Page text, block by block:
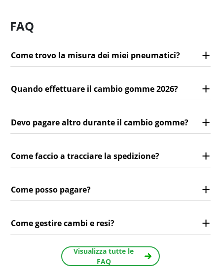
FAQ
Come trovo la misura dei miei pneumatici?
Quando effettuare il cambio gomme 2026?
Devo pagare altro durante il cambio gomme?
Come faccio a tracciare la spedizione?
Come posso pagare?
Come gestire cambi e resi?
Visualizza tutte le
FAQ